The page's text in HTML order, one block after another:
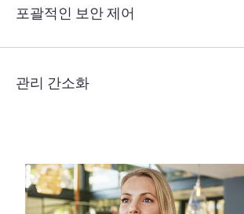
포괄적인 보안 제어
관리 간소화